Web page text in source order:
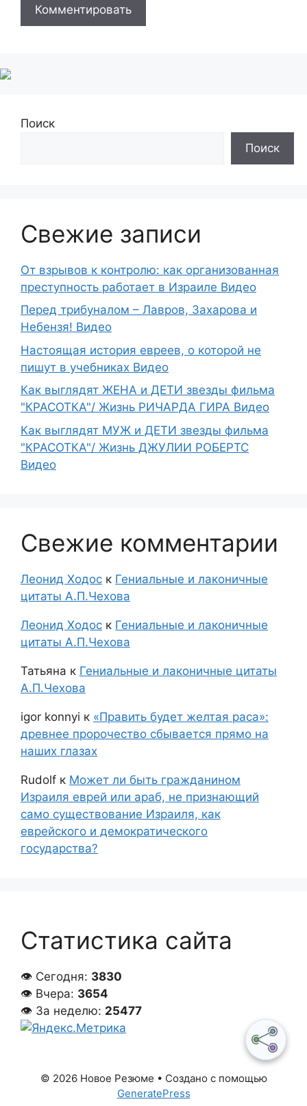
Поиск
Поиск
Свежие записи
От взрывов к контролю: как организованная
преступность работает в Израиле Видео
Перед трибуналом – Лавров, Захарова и
Небензя! Видео
Настоящая история евреев, о которой не
пишут в учебниках Видео
Как выглядят ЖЕНА и ДЕТИ звезды фильма
"КРАСОТКА"/ Жизнь РИЧАРДА ГИРА Видео
Как выглядят МУЖ и ДЕТИ звезды фильма
"КРАСОТКА"/ Жизнь ДЖУЛИИ РОБЕРТС
Видео
Свежие комментарии
Леонид Ходос к Гениальные и лаконичные
цитаты А.П.Чехова
Леонид Ходос к Гениальные и лаконичные
цитаты А.П.Чехова
Татьяна к Гениальные и лаконичные цитаты
А.П.Чехова
igor konnyi к «Править будет желтая раса»:
древнее пророчество сбывается прямо на
наших глазах
Rudolf к Может ли быть гражданином
Израиля еврей или араб, не признающий
само существование Израиля, как
еврейского и демократического
государства?
Статистика сайта
👁 Сегодня: 3830
👁 Вчера: 3654
👁 За неделю: 25477
© 2026 Новое Резюме • Создано с помощью
GeneratePress